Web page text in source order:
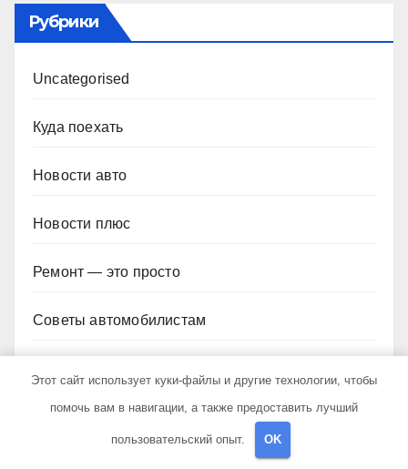
Рубрики
Uncategorised
Куда поехать
Новости авто
Новости плюс
Ремонт — это просто
Советы автомобилистам
Этот сайт использует куки-файлы и другие технологии, чтобы
помочь вам в навигации, а также предоставить лучший
пользовательский опыт. OK